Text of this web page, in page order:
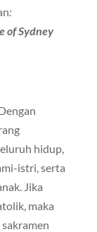
:
of Sydney
hidup,
istri, serta
Jika
maka